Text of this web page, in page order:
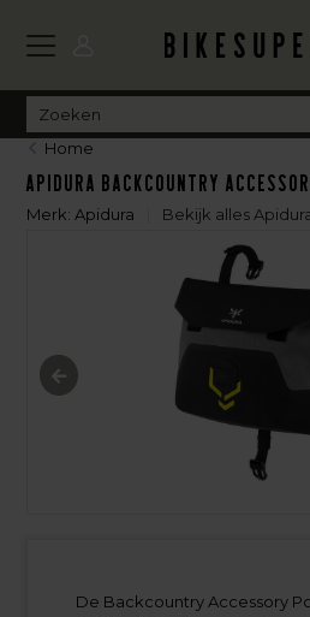
Home
Apidura Backcountry
Merk: Apidura Bekijk alles
De Backcountry Accessory